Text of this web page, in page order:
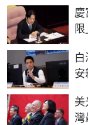
限
安
灣